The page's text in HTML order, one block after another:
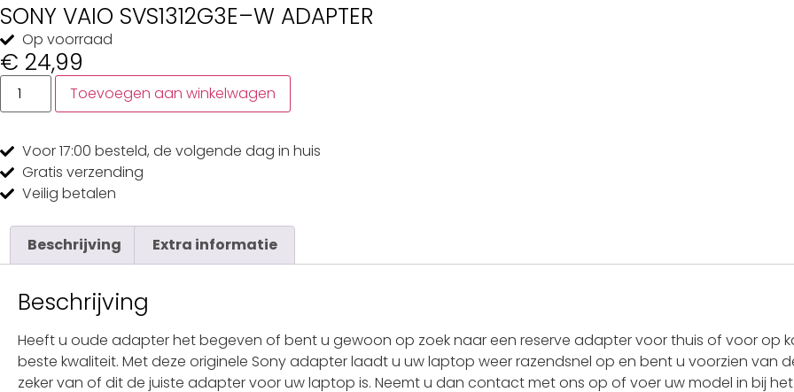
SONY VAIO SVS1312G3E–W ADAPTER
Op voorraad
€ 24,99
Toevoegen aan winkelwagen
Voor 17:00 besteld, de volgende dag in huis
Gratis verzending
Veilig betalen
Beschrijving Extra informatie
Beschrijving
Heeft u oude adapter het begeven of bent u gewoon op zoek naar een reserve adapter voor thuis of voor op
beste kwaliteit. Met deze originele Sony adapter laadt u uw laptop weer razendsnel op en bent u voorzien van
zeker van of dit de juiste adapter voor uw laptop is. Neemt u dan contact met ons op of voer uw model in bij